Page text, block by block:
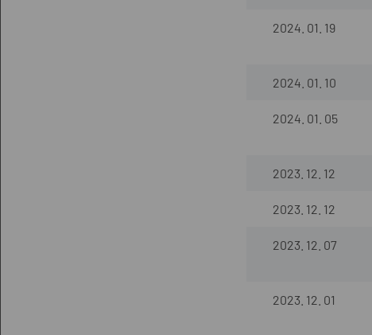
2024. 01. 19
2024. 01. 10
2024. 01. 05
2023. 12. 12
2023. 12. 12
2023. 12. 07
2023. 12. 01